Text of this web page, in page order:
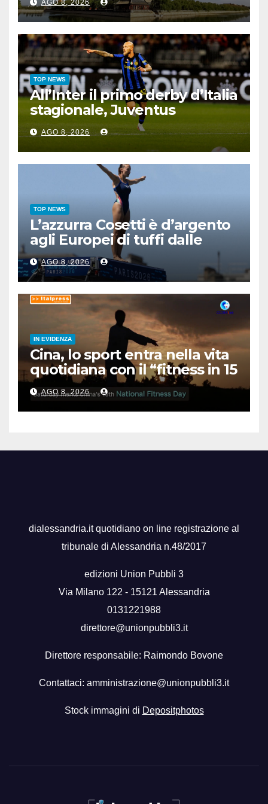
AGO 8, 2026
TOP NEWS
All’Inter il primo derby d’Italia
stagionale, Juventus
sconfitta 2-1
AGO 8, 2026
TOP NEWS
L’azzurra Cosetti è d’argento
agli Europei di tuffi dalle
grandi altezze
AGO 8, 2026
IN EVIDENZA
Cina, lo sport entra nella vita
quotidiana con il “fitness in 15
minuti”
AGO 8, 2026
dialessandria.it quotidiano on line registrazione al
tribunale di Alessandria n.48/2017
edizioni Union Pubbli 3
Via Milano 122 - 15121 Alessandria
0131221988
direttore@unionpubbli3.it
Direttore responsabile: Raimondo Bovone
Contattaci: amministrazione@unionpubbli3.it
Stock immagini di Depositphotos